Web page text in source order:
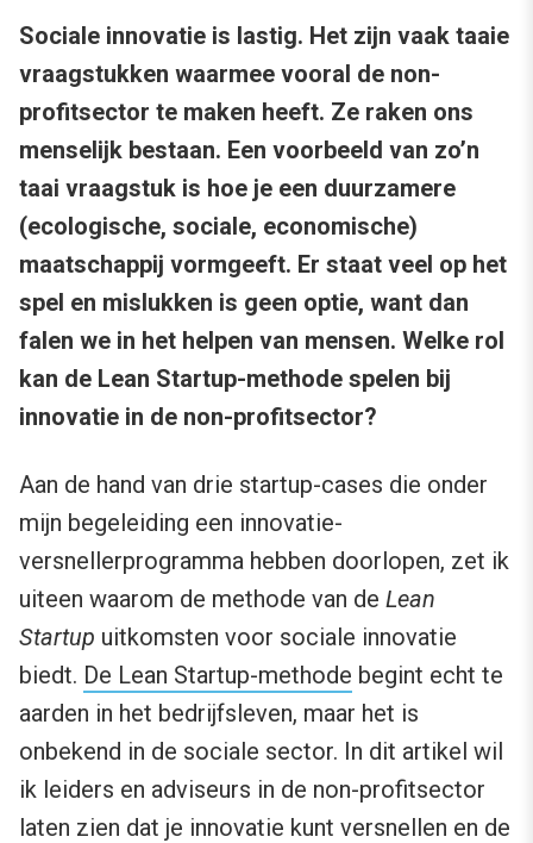
Sociale innovatie is lastig. Het zijn vaak taaie
vraagstukken waarmee vooral de non-
profitsector te maken heeft. Ze raken ons
menselijk bestaan. Een voorbeeld van zo’n
taai vraagstuk is hoe je een duurzamere
(ecologische, sociale, economische)
maatschappij vormgeeft. Er staat veel op het
spel en mislukken is geen optie, want dan
falen we in het helpen van mensen. Welke rol
kan de Lean Startup-methode spelen bij
innovatie in de non-profitsector?
Aan de hand van drie startup-cases die onder
mijn begeleiding een innovatie-
versnellerprogramma hebben doorlopen, zet ik
uiteen waarom de methode van de Lean
Startup uitkomsten voor sociale innovatie
biedt. De Lean Startup-methode begint echt te
aarden in het bedrijfsleven, maar het is
onbekend in de sociale sector. In dit artikel wil
ik leiders en adviseurs in de non-profitsector
laten zien dat je innovatie kunt versnellen en de